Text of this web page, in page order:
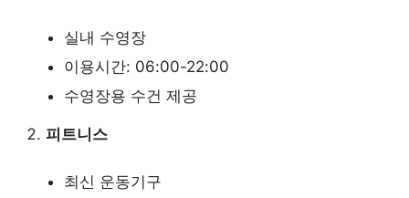
실내 수영장
이용시간: 06:00-22:00
수영장용 수건 제공
피트니스
최신 운동기구